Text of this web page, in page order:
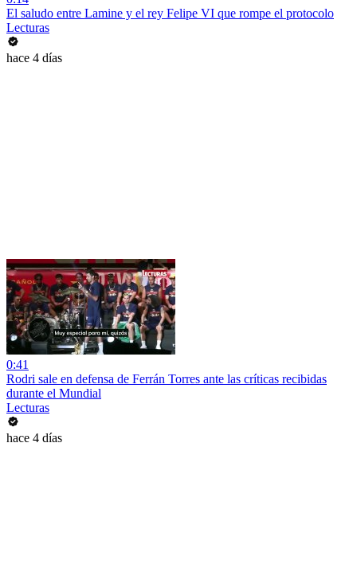
El saludo entre Lamine y el rey Felipe VI que rompe el protocolo
Lecturas
hace 4 días
0:41
Rodri sale en defensa de Ferrán Torres ante las críticas recibidas
durante el Mundial
Lecturas
hace 4 días